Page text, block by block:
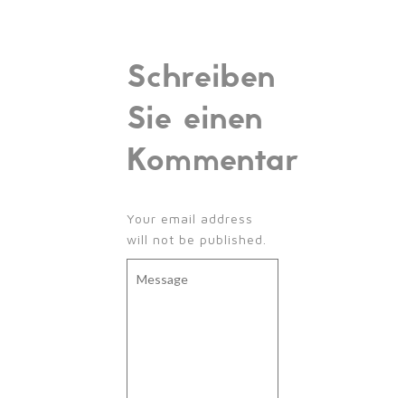
Schreiben
Sie einen
Kommentar
Your email address
will not be published.